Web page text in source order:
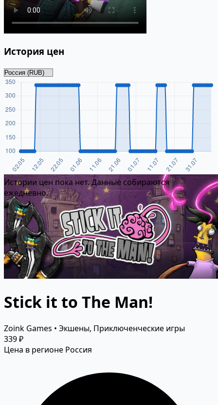
История цен
Истории цен пока нет. Данные собираются
ежедневно.
Stick it to The Man!
Zoink Games • Экшены, Приключенческие игры
339 ₽
Цена в регионе Россия